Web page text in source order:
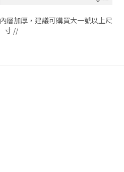
層加厚，建議可購買大一號以上尺
寸 //